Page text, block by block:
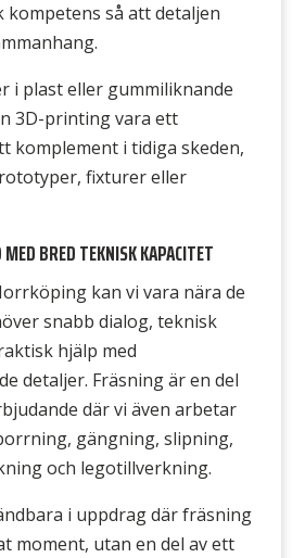
kompetens så att detaljen
i plast eller gummiliknande
3D-printing vara ett
komplement i tidiga skeden,
fixturer eller
BRED TEKNISK KAPACITET
kan vi vara nära de
snabb dialog, teknisk
hjälp med
detaljer. Fräsning är en del
där vi även arbetar
gängning, slipning,
och legotillverkning.
i uppdrag där fräsning
moment, utan en del av ett